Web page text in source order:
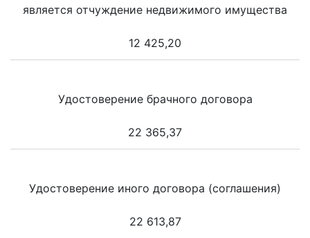
является отчуждение недвижимого имущества
12 425,20
Удостоверение брачного договора
22 365,37
Удостоверение иного договора (соглашения)
22 613,87